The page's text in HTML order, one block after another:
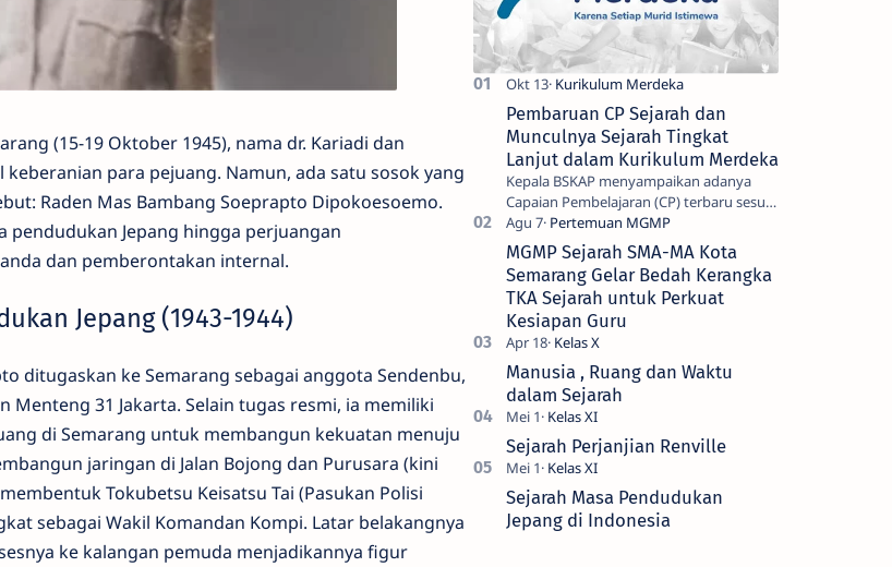
(15-19 Oktober 1945), nama dr. Kariadi dan
para pejuang. Namun, ada satu sosok yang
Raden Mas Bambang Soeprapto Dipokoesoemo.
Jepang hingga perjuangan
dan pemberontakan internal.
Jepang (1943-1944)
ditugaskan ke Semarang sebagai anggota Sendenbu,
Menteng 31 Jakarta. Selain tugas resmi, ia memiliki
di Semarang untuk membangun kekuatan menuju
jaringan di Jalan Bojong dan Purusara (kini
Tokubetsu Keisatsu Tai (Pasukan Polisi
sebagai Wakil Komandan Kompi. Latar belakangnya
ke kalangan pemuda menjadikannya figur
Pembaruan CP Sejarah dan
Munculnya Sejarah Tingkat
Lanjut dalam Kurikulum Merdeka
Kepala BSKAP menyampaikan adanya
Capaian Pembelajaran (CP) terbaru sesuai
keputusan Nomor 032/H/KR/2024
tentang Capaian Pembelajaran terbaru
satuan p…
MGMP Sejarah SMA-MA Kota
Semarang Gelar Bedah Kerangka
TKA Sejarah untuk Perkuat
Kesiapan Guru
Manusia , Ruang dan Waktu
dalam Sejarah
Sejarah Perjanjian Renville
Sejarah Masa Pendudukan
Jepang di Indonesia